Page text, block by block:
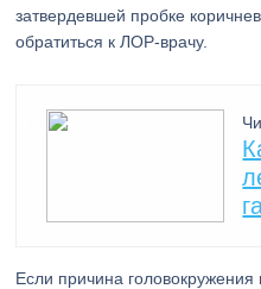
затвердевшей пробке
обратиться к ЛОР-врачу.
Если причина